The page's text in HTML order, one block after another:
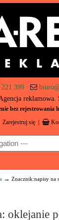
221 399
reklamowa.
bez rejestrowania
Zarejestruj się
→ Znacznik:napisy na
oklejanie